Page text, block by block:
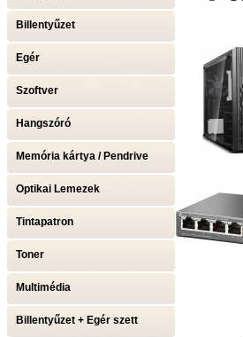
Billentyűzet
Egér
Szoftver
Hangszóró
Memória kártya / Pendrive
Optikai Lemezek
Tintapatron
Toner
Multimédia
Billentyűzet + Egér szett